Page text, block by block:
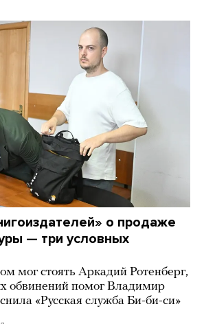
о продаже
— три условных
мог стоять Аркадий Ротенберг,
обвинений помог Владимир
«Русская служба Би-би-си»